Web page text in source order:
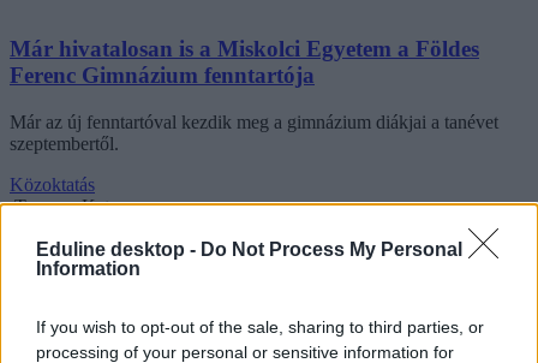
Eduline desktop - Do Not Process My Personal
Information
If you wish to opt-out of the sale, sharing to third parties, or
processing of your personal or sensitive information for
Már hivatalosan is a Miskolci Egyetem a Földes
Ferenc Gimnázium fenntartója
Már az új fenntartóval kezdik meg a gimnázium diákjai a tanévet
szeptembertől.
Közoktatás
Tornyos Kata
A Miskolci Egyetem fenntartásába került a Földes
Ferenc Gimnázium